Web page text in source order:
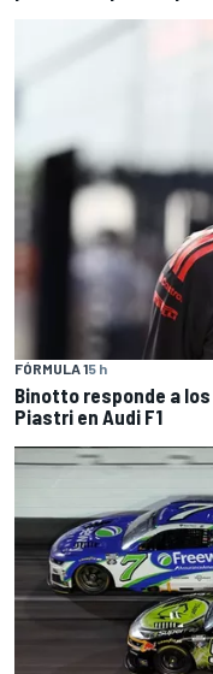
FÓRMULA 15 h
Binotto responde a
Piastri en Audi F1